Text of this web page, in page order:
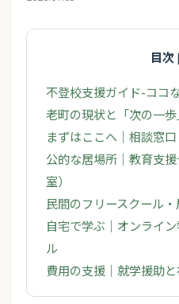
目次
不登校支援ガイド-ココ
老町の現状と「次の一歩
まずはここへ｜相談窓口
公的な居場所｜教育支
室）
民間のフリースクール
自宅で学ぶ｜オンライ
ル
費用の支援｜就学援助